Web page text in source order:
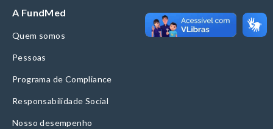
A FundMed
Quem somos
Pessoas
Programa de Compliance
Responsabilidade Social
Nosso desempenho